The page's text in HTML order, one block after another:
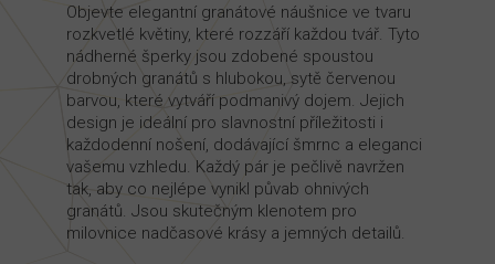
Objevte elegantní granátové náušnice ve tvaru
rozkvetlé květiny, které rozzáří každou tvář. Tyto
nádherné šperky jsou zdobené spoustou
drobných granátů s hlubokou, sytě červenou
barvou, které vytváří podmanivý dojem. Jejich
design je ideální pro slavnostní příležitosti i
každodenní nošení, dodávající šmrnc a eleganci
vašemu vzhledu. Každý pár je pečlivě navržen
tak, aby co nejlépe vynikl půvab ohnivých
granátů. Jsou skutečným klenotem pro
milovnice nadčasové krásy a jemných detailů.